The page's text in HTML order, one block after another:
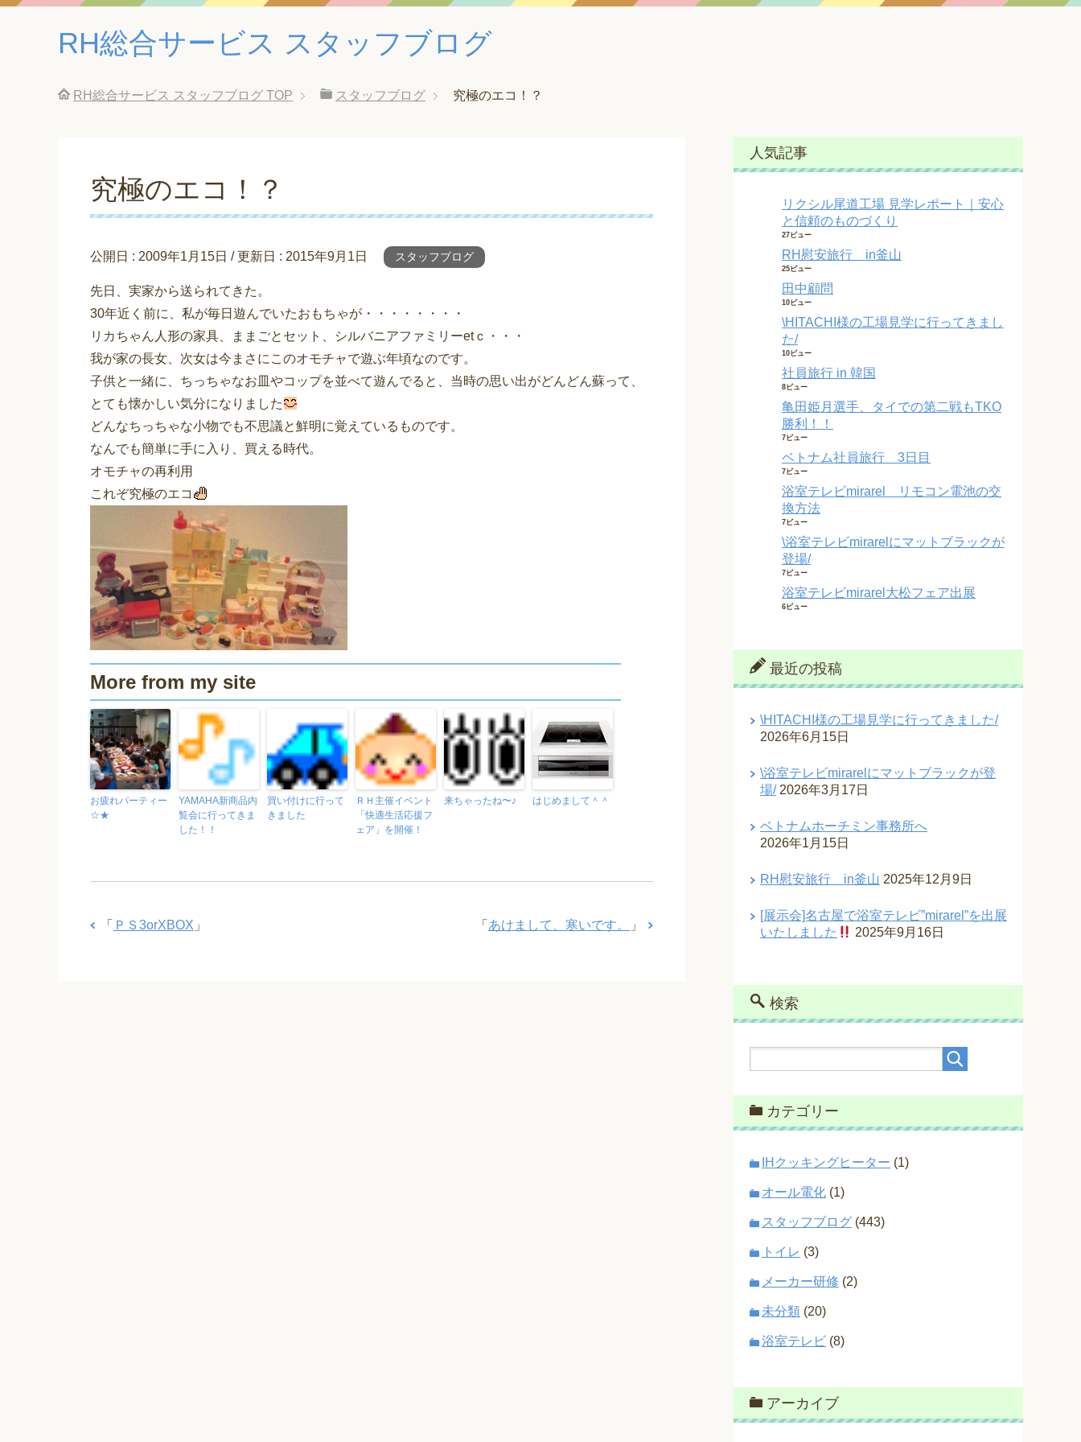
RH総合サービス スタッフブログ
RH総合サービス スタッフブログ TOP スタッフブログ 究極のエコ！？
究極のエコ！？
公開日 : 2009年1月15日 / 更新日 : 2015年9月1日 スタッフブログ
先日、実家から送られてきた。
30年近く前に、私が毎日遊んでいたおもちゃが・・・・・・・・
リカちゃん人形の家具、ままごとセット、シルバニアファミリーetｃ・・・
我が家の長女、次女は今まさにこのオモチャで遊ぶ年頃なのです。
子供と一緒に、ちっちゃなお皿やコップを並べて遊んでると、当時の思い出がどんどん蘇って、
とても懐かしい気分になりました
どんなちっちゃな小物でも不思議と鮮明に覚えているものです。
なんでも簡単に手に入り、買える時代。
オモチャの再利用
これぞ究極のエコ
More from my site
お疲れパーティー
☆★
YAMAHA新商品内
覧会に行ってきま
した！！
買い付けに行って
きました
ＲＨ主催イベント
「快適生活応援フ
ェア」を開催！
来ちゃったね〜♪ はじめまして＾＾
「 あけまして、寒いです。 」
「 ＰＳ3orXBOX 」
人気記事
リクシル尾道工場 見学レポート｜安心
と信頼のものづくり
27ビュー
RH慰安旅行 in釜山
25ビュー
田中顧問
10ビュー
\HITACHI様の工場見学に行ってきまし
た/
10ビュー
社員旅行 in 韓国
8ビュー
亀田姫月選手、タイでの第二戦もTKO
勝利！！
7ビュー
ベトナム社員旅行 3日目
7ビュー
浴室テレビmirarel リモコン電池の交
換方法
7ビュー
\浴室テレビmirarelにマットブラックが
登場/
7ビュー
浴室テレビmirarel大松フェア出展
6ビュー
最近の投稿
\HITACHI様の工場見学に行ってきました/
2026年6月15日
\浴室テレビmirarelにマットブラックが登
場/ 2026年3月17日
ベトナムホーチミン事務所へ
2026年1月15日
RH慰安旅行 in釜山 2025年12月9日
[展示会]名古屋で浴室テレビ”mirarel”を出展
いたしました
2025年9月16日
検索
カテゴリー
IHクッキングヒーター (1)
オール電化 (1)
スタッフブログ (443)
トイレ (3)
メーカー研修 (2)
未分類 (20)
浴室テレビ (8)
アーカイブ